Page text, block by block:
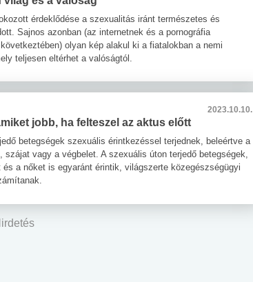
érdeklődése a szexualitás iránt természetes és
Sajnos azonban (az internetnek és a pornográfia
olyan kép alakul ki a fiatalokban a nemi
teljesen eltérhet a valóságtól.
2023.10.10.
jobb, ha felteszel az aktus előtt
betegségek szexuális érintkezéssel terjednek, beleértve a
szájat vagy a végbelet. A szexuális úton terjedő betegségek,
és a nőket is egyaránt érintik, világszerte közegészségügyi